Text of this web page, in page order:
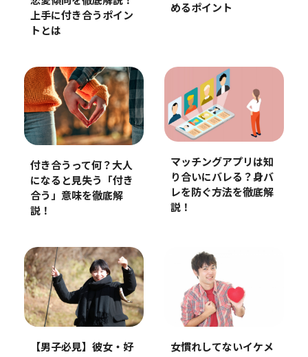
上手に付き合うポイン
トとは
めるポイント
付き合うって何？大人
になると見失う「付き
合う」意味を徹底解
説！
マッチングアプリは知
り合いにバレる？身バ
レを防ぐ方法を徹底解
説！
【男子必見】彼女・好 女慣れしてないイケメ